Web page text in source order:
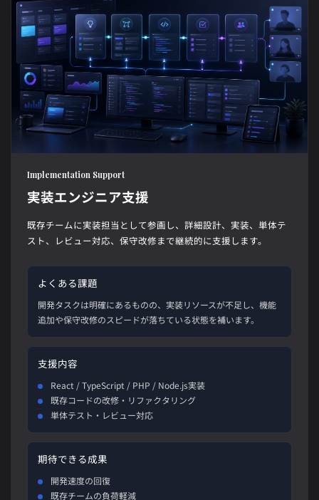
Implementation Support
実装エンジニア支援
既存チームに実装担当として参画し、詳細設計、実装、単体テ
スト、レビュー対応、保守改修まで継続的に支援します。
よくある課題
開発タスクは明確にあるものの、実装リソースが不足し、機能
追加や保守改修のスピードが落ちている状態を補います。
支援内容
React / TypeScript / PHP / Node.js実装
既存コードの改修・リファクタリング
単体テスト・レビュー対応
期待できる成果
開発速度の回復
既存チームの負荷軽減